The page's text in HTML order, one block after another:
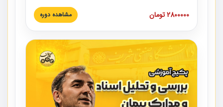
های عمرانی» چالش ها، تخلفات و راه حل ها با نگرش قراردادی
است که در محل سندیکای شرکت های ساختمانی کشور ارائه شد.
مدارک پیمان به همراه تجربیات عملی ارائه شده است.
2800000 تومان مشاهده دوره